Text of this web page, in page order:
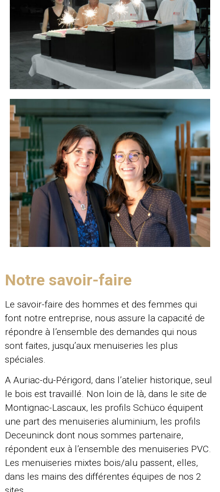
Notre savoir-faire
Le savoir-faire des hommes et des femmes qui
font notre entreprise, nous assure la capacité de
répondre à l’ensemble des demandes qui nous
sont faites, jusqu’aux menuiseries les plus
spéciales.
A Auriac-du-Périgord, dans l’atelier historique, seul
le bois est travaillé. Non loin de là, dans le site de
Montignac-Lascaux, les profils Schüco équipent
une part des menuiseries aluminium, les profils
Deceuninck dont nous sommes partenaire,
répondent eux à l’ensemble des menuiseries PVC.
Les menuiseries mixtes bois/alu passent, elles,
dans les mains des différentes équipes de nos 2